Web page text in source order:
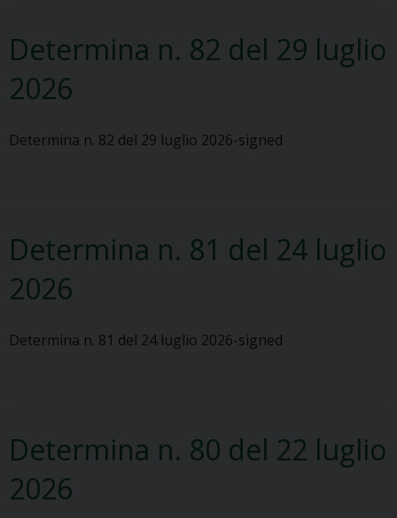
Determina n. 82 del 29 luglio
2026
Determina n. 82 del 29 luglio 2026-signed
Determina n. 81 del 24 luglio
2026
Determina n. 81 del 24 luglio 2026-signed
Determina n. 80 del 22 luglio
2026